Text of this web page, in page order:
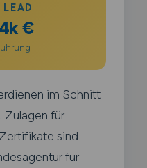
LEAD
€
im Schnitt
Zulagen für
sind
für